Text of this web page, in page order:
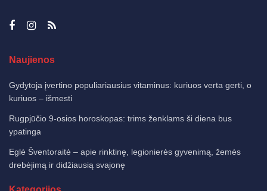
Naujienos
Gydytoja įvertino populiariausius vitaminus: kuriuos verta gerti, o
kuriuos – išmesti
Rugpjūčio 9-osios horoskopas: trims ženklams ši diena bus
ypatinga
Eglė Šventoraitė – apie rinktinę, legionierės gyvenimą, žemės
drebėjimą ir didžiausią svajonę